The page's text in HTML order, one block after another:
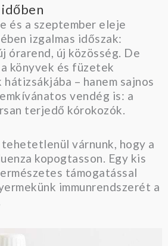
és a szeptember eleje
izgalmas időszak:
órarend, új közösség. De
könyvek és füzetek
– hanem sajnos
vendég is: a
terjedő kórokozók.
várnunk, hogy a
kopogtasson. Egy kis
támogatással
immunrendszerét a